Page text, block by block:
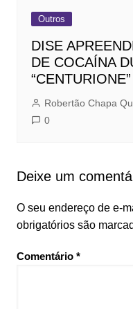
Outros
DISE
DE COCAÍNA
Robertão Chapa
0
Deixe um
O seu endereço de e-
obrigatórios são
Comentário *